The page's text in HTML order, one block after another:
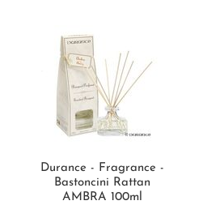
Durance - Fragrance -
Bastoncini Rattan
AMBRA 100ml